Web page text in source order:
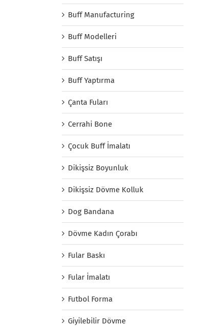
Buff Manufacturing
Buff Modelleri
Buff Satışı
Buff Yaptırma
Çanta Fuları
Cerrahi Bone
Çocuk Buff İmalatı
Dikişsiz Boyunluk
Dikişsiz Dövme Kolluk
Dog Bandana
Dövme Kadın Çorabı
Fular Baskı
Fular İmalatı
Futbol Forma
Giyilebilir Dövme